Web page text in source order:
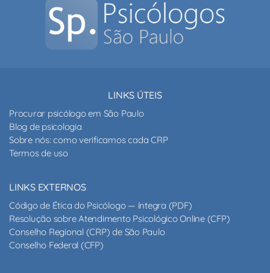
LINKS ÚTEIS
Procurar psicólogo em São Paulo
Blog de psicologia
Sobre nós: como verificamos cada CRP
Termos de uso
LINKS EXTERNOS
Código de Ética do Psicólogo — íntegra (PDF)
Resolução sobre Atendimento Psicológico Online (CFP)
Conselho Regional (CRP) de São Paulo
Conselho Federal (CFP)